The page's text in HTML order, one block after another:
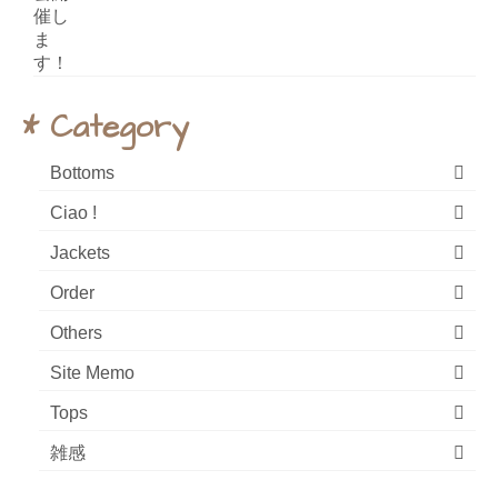
* Category
Bottoms
Ciao !
Jackets
Order
Others
Site Memo
Tops
雑感